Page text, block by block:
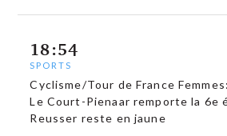
18:54
SPORTS
Cyclisme/Tour de France
Le Court-Pienaar remporte la 6e
Reusser reste en jaune